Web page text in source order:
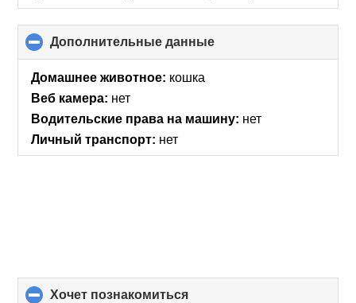
Дополнительные данные
to
Домашнее животное: кошка
Веб камера: нет
Водительские права на машину: нет
Личный транспорт: нет
хочет познакомиться